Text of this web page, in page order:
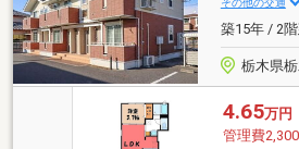
その他の交通
築15年 / 2
栃木県
4.65万円
管理費